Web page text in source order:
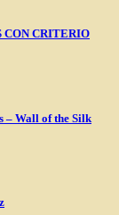
CON CRITERIO
– Wall of the Silk